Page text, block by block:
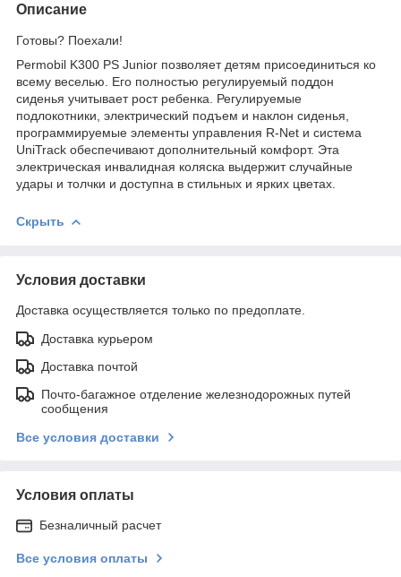
Описание
Готовы? Поехали!
Permobil K300 PS Junior позволяет детям присоединиться ко
всему веселью. Его полностью регулируемый поддон
сиденья учитывает рост ребенка. Регулируемые
подлокотники, электрический подъем и наклон сиденья,
программируемые элементы управления R-Net и система
UniTrack обеспечивают дополнительный комфорт. Эта
электрическая инвалидная коляска выдержит случайные
удары и толчки и доступна в стильных и ярких цветах.
Скрыть
Условия доставки
Доставка осуществляется только по предоплате.
Доставка курьером
Доставка почтой
Почто-багажное отделение железнодорожных путей
сообщения
Все условия доставки
Условия оплаты
Безналичный расчет
Все условия оплаты